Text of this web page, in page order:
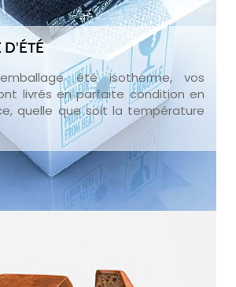
été isotherme, vos
livrés en parfaite condition en
quelle que soit la température